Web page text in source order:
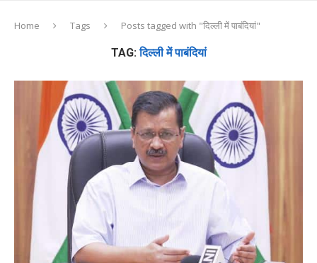
Home Tags Posts tagged with "दिल्ली में पाबंदियां"
TAG:दिल्ली में पाबंदियां